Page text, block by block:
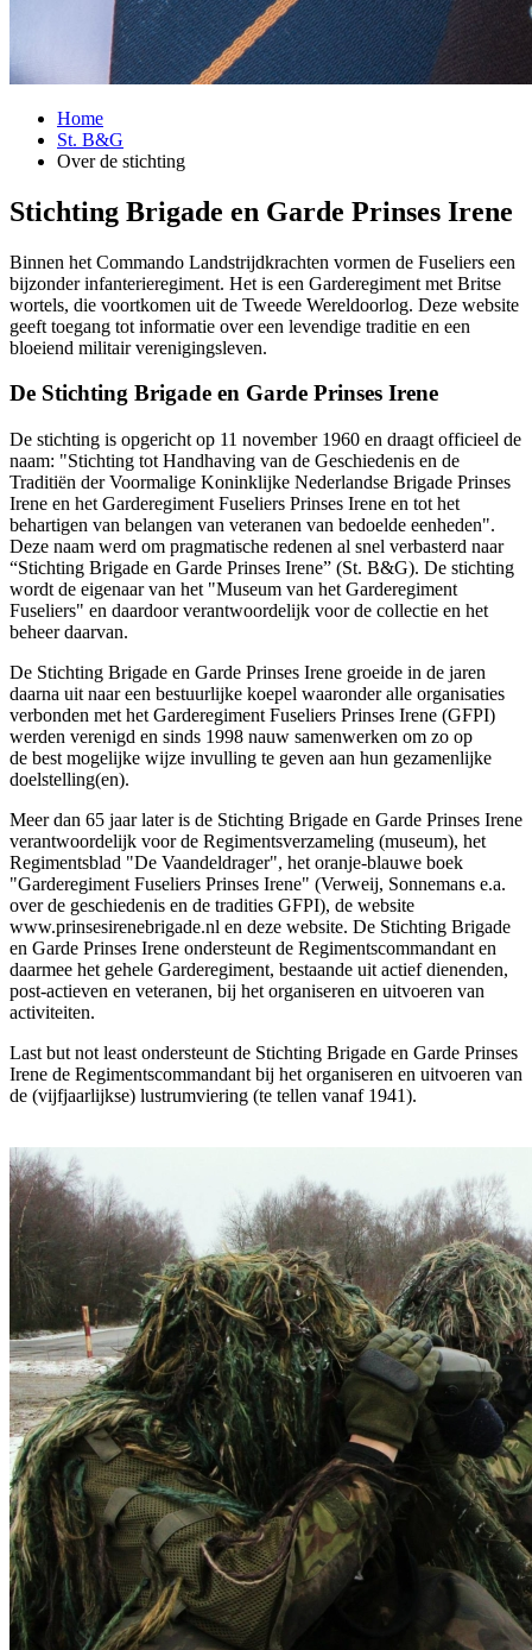
Home
St. B&G
Over de stichting
Stichting Brigade en Garde Prinses Irene
Binnen het Commando Landstrijdkrachten vormen de Fuseliers een
bijzonder infanterieregiment. Het is een Garderegiment met Britse
wortels, die voortkomen uit de Tweede Wereldoorlog. Deze website
geeft toegang tot informatie over een levendige traditie en een
bloeiend militair verenigingsleven.
De Stichting Brigade en Garde Prinses Irene
De stichting is opgericht op 11 november 1960 en draagt officieel de
naam: "Stichting tot Handhaving van de Geschiedenis en de
Traditiën der Voormalige Koninklijke Nederlandse Brigade Prinses
Irene en het Garderegiment Fuseliers Prinses Irene en tot het
behartigen van belangen van veteranen van bedoelde eenheden".
Deze naam werd om pragmatische redenen al snel verbasterd naar
“Stichting Brigade en Garde Prinses Irene” (St. B&G). De stichting
wordt de eigenaar van het "Museum van het Garderegiment
Fuseliers" en daardoor verantwoordelijk voor de collectie en het
beheer daarvan.
De Stichting Brigade en Garde Prinses Irene groeide in de jaren
daarna uit naar een bestuurlijke koepel waaronder alle organisaties
verbonden met het Garderegiment Fuseliers Prinses Irene (GFPI)
werden verenigd en sinds 1998 nauw samenwerken om zo op
de best mogelijke wijze invulling te geven aan hun gezamenlijke
doelstelling(en).
Meer dan 65 jaar later is de Stichting Brigade en Garde Prinses Irene
verantwoordelijk voor de Regimentsverzameling (museum), het
Regimentsblad "De Vaandeldrager", het oranje-blauwe boek
"Garderegiment Fuseliers Prinses Irene" (Verweij, Sonnemans e.a.
over de geschiedenis en de tradities GFPI), de website
www.prinsesirenebrigade.nl en deze website. De Stichting Brigade
en Garde Prinses Irene ondersteunt de Regimentscommandant en
daarmee het gehele Garderegiment, bestaande uit actief dienenden,
post-actieven en veteranen, bij het organiseren en uitvoeren van
activiteiten.
Last but not least ondersteunt de Stichting Brigade en Garde Prinses
Irene de Regimentscommandant bij het organiseren en uitvoeren van
de (vijfjaarlijkse) lustrumviering (te tellen vanaf 1941).